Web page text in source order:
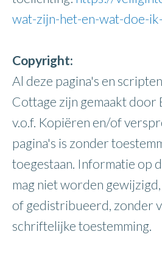
wat-zijn-het-en-wat-doe-
Copyright:
Al deze pagina's en
Cottage zijn gemaakt door
v.o.f. Kopiëren en/of
pagina's is zonder
toegestaan. Informatie op
mag niet worden
of gedistribueerd, zonder
schriftelijke toestemming.